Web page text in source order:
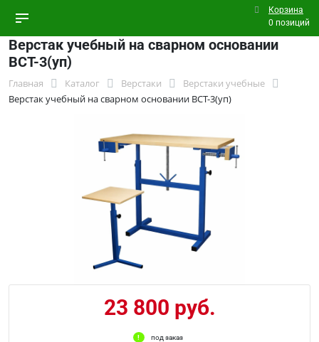
Корзина
0 позиций
Верстак учебный на сварном основании
ВСТ-3(уп)
Главная Каталог Верстаки
Верстаки учебные
Верстак учебный на сварном основании ВСТ-3(уп)
23 800 руб.
под заказ